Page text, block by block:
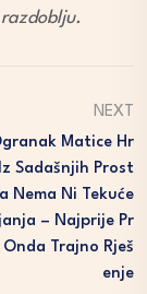
NEXT
Matice Hr
Sadašnjih Prost
Nema Ni Tekuće
– Najprije Pr
Trajno Rješ
Enje